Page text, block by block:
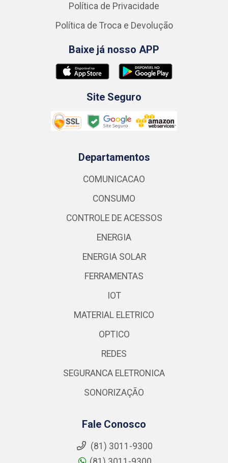
Política de Privacidade
Política de Troca e Devolução
Baixe já nosso APP
Site Seguro
Departamentos
COMUNICACAO
CONSUMO
CONTROLE DE ACESSOS
ENERGIA
ENERGIA SOLAR
FERRAMENTAS
IOT
MATERIAL ELETRICO
OPTICO
REDES
SEGURANCA ELETRONICA
SONORIZAÇÃO
Fale Conosco
(81) 3011-9300